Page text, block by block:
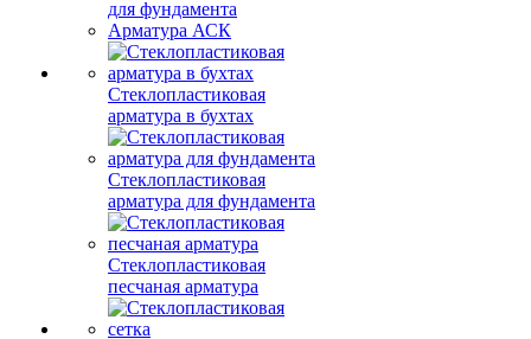
для фундамента
Арматура АСК
Стеклопластиковая
арматура в бухтах
Стеклопластиковая
арматура для фундамента
Стеклопластиковая
песчаная арматура